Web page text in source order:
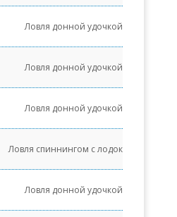
Ловля донной удочкой
Ловля донной удочкой
Ловля донной удочкой
Ловля спиннингом с лодок
Ловля донной удочкой